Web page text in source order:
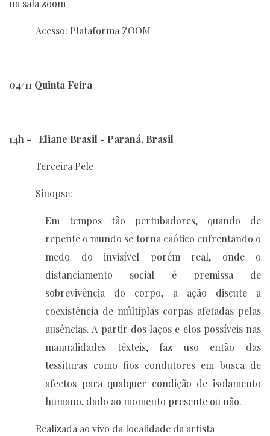
na sala zoom
Acesso: Plataforma ZOOM
04/11 Quinta Feira
14h - Eliane Brasil - Paraná, Brasil
Terceira Pele
Sinopse:
Em tempos tão pertubadores, quando de
repente o mundo se torna caótico enfrentando o
medo do invisível porém real, onde o
distanciamento social é premissa de
sobrevivência do corpo, a ação discute a
coexistência de múltiplas corpas afetadas pelas
ausências. A partir dos laços e elos possíveis nas
manualidades têxteis, faz uso então das
tessituras como fios condutores em busca de
afectos para qualquer condição de isolamento
humano, dado ao momento presente ou não.
Realizada ao vivo da localidade da artista